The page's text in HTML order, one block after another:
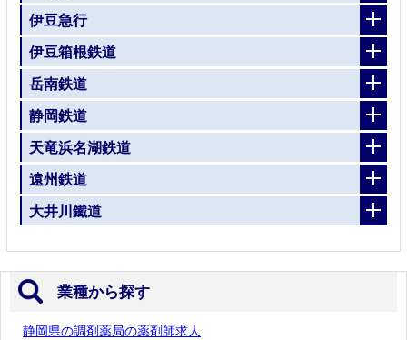
伊豆急行
伊豆箱根鉄道
岳南鉄道
静岡鉄道
天竜浜名湖鉄道
遠州鉄道
大井川鐵道
業種から探す
静岡県の調剤薬局の薬剤師求人